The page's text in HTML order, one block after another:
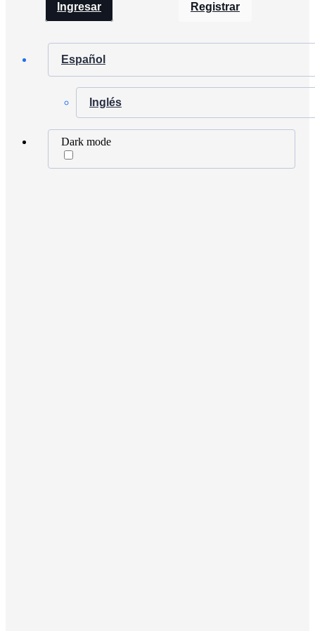
Ingresar Registrar
Español
Inglés
Dark mode